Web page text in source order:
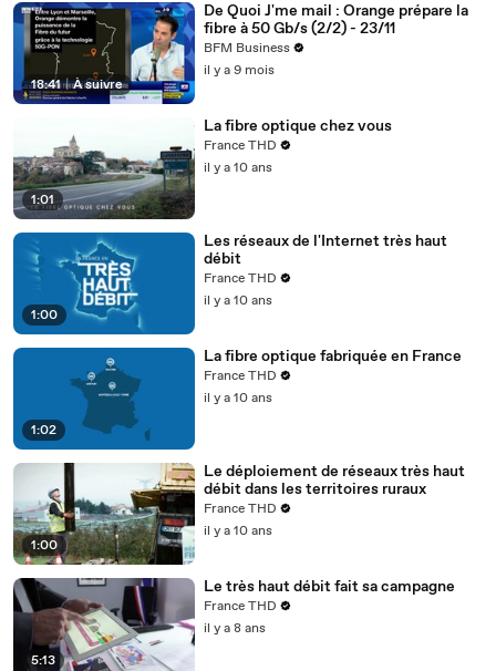
18:41 | À suivre
De Quoi J'me mail : Orange prépare la
fibre à 50 Gb/s (2/2) - 23/11
BFM Business
il y a 9 mois
1:01
La fibre optique chez vous
France THD
il y a 10 ans
1:00
Les réseaux de l'Internet très haut
débit
France THD
il y a 10 ans
1:02
La fibre optique fabriquée en France
France THD
il y a 10 ans
1:00
Le déploiement de réseaux très haut
débit dans les territoires ruraux
France THD
il y a 10 ans
5:13
Le très haut débit fait sa campagne
France THD
il y a 8 ans